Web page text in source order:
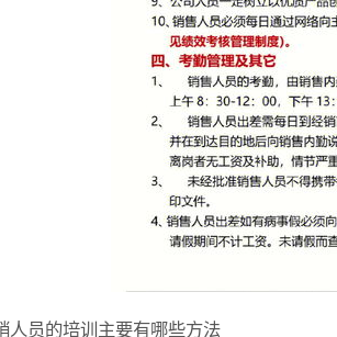
人员的培训主要有哪些方法